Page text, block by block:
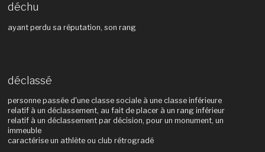
déchu
ayant perdu sa réputation, son rang
déclassé
personne passée d'une classe sociale à une classe inférieure
relatif à un déclassement, au fait de placer à un rang inférieur
relatif à un déclassement par décision, pour un monument, un
immeuble
caractérise un athlète ou club rétrogradé